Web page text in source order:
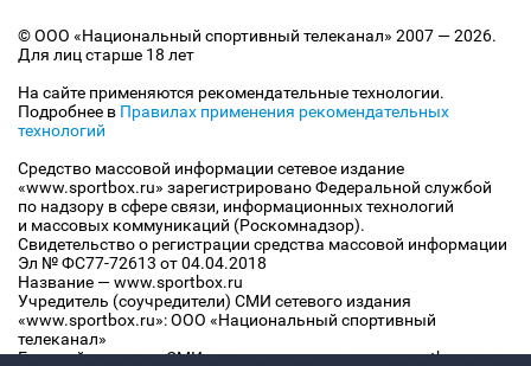
© ООО «Национальный спортивный телеканал» 2007 — 2026.
Для лиц старше 18 лет
На сайте применяются рекомендательные технологии.
Подробнее в Правилах применения рекомендательных
технологий
Средство массовой информации сетевое издание
«www.sportbox.ru» зарегистрировано Федеральной службой
по надзору в сфере связи, информационных технологий
и массовых коммуникаций (Роскомнадзор).
Свидетельство о регистрации средства массовой информации
Эл № ФС77-72613 от 04.04.2018
Название — www.sportbox.ru
Учредитель (соучредители) СМИ сетевого издания
«www.sportbox.ru»: ООО «Национальный спортивный
телеканал»
Главный редактор СМИ сетевого издания «www.sportbox.ru»: